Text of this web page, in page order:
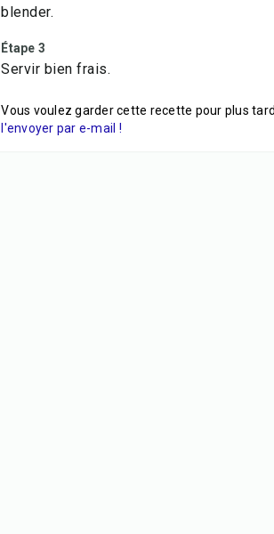
blender.
Étape 3
Servir bien frais.
Vous voulez garder cette recette pour plus
l'envoyer par e-mail !